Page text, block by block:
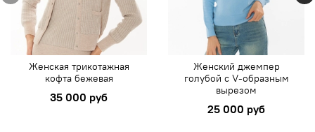
Женская трикотажная
кофта бежевая
35 000 руб
Женский джемпер
голубой с V-образным
вырезом
25 000 руб